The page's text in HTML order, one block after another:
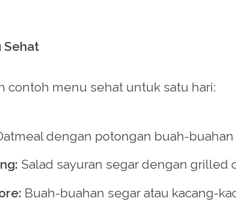
Sehat
contoh menu sehat untuk satu hari:
dengan potongan buah-
Salad sayuran segar dengan grilled
Buah-buahan segar atau kacang-